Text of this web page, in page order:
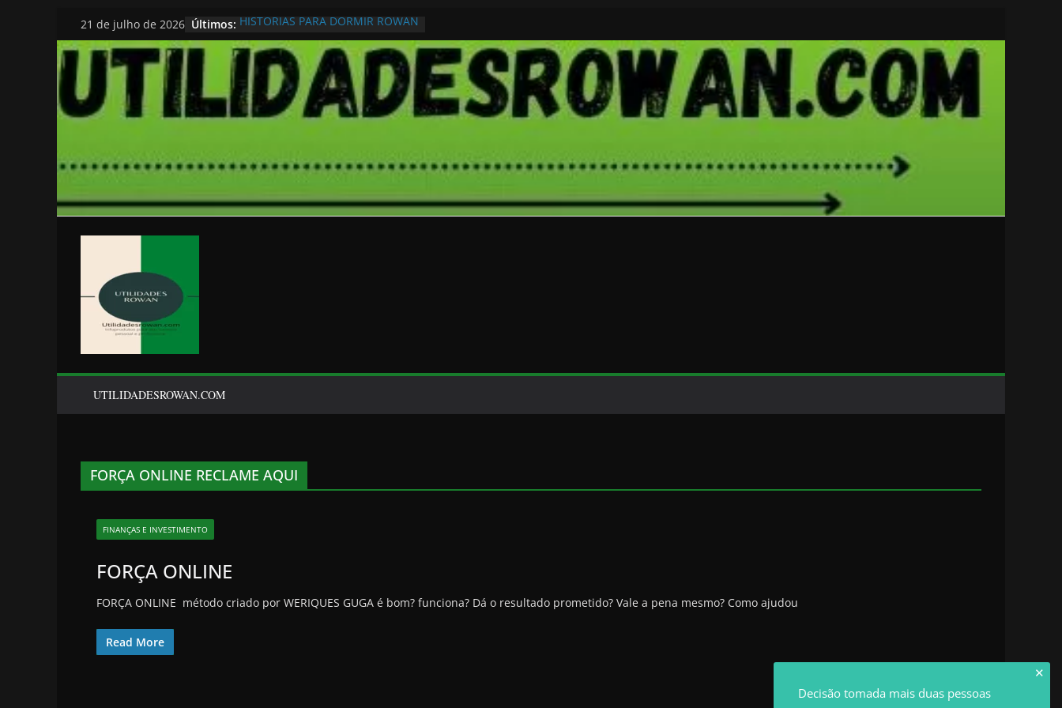
Pular
para
o
conteúdo
21 de julho de 2026 Últimos: HISTORIAS PARA DORMIR ROWAN
UTILIDADESROWAN.COM
FORÇA ONLINE RECLAME AQUI
FINANÇAS E INVESTIMENTO
FORÇA ONLINE
FORÇA ONLINE método criado por WERIQUES GUGA é bom? funciona? Dá o resultado prometido? Vale a pena mesmo? Como ajudou
Read More
✕
Decisão tomada mais duas pessoas